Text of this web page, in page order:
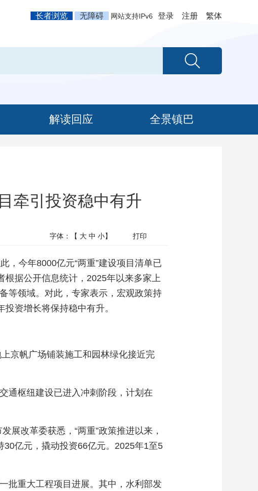
长者浏览 无障碍 网站支持IPv6 登录 注册 繁体
解读回应 全景镇巴
牵引投资稳中有升
字体：【 大 中 小】 打印
，今年8000亿元“两重”建设项目清单已
根据公开信息统计，2025年以来多家上
等领域。对此，专家表示，宏观政策持
资增长将保持稳中有升。
京帆广场铺装施工和园林绿化接近完
通枢纽建设已进入冲刺阶段，计划在
展改革委获悉，“两重”政策推进以来，
亿元，撬动投资66亿元。2025年1至5
批重大工程项目进展。其中，水利部发